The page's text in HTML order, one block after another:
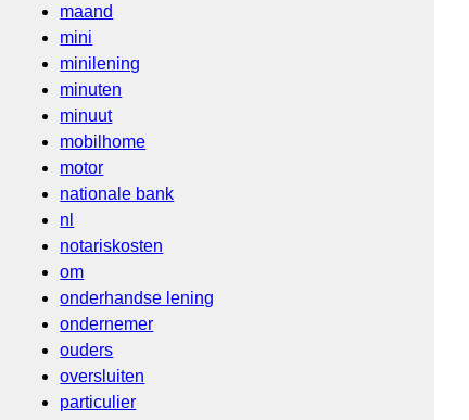
maand
mini
minilening
minuten
minuut
mobilhome
motor
nationale bank
nl
notariskosten
om
onderhandse lening
ondernemer
ouders
oversluiten
particulier